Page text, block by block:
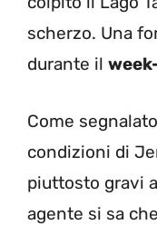
scherzo. Una
durante il
Come
condizioni di
piuttosto gravi
agente si sa